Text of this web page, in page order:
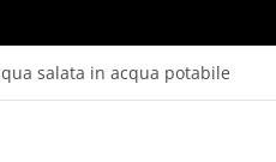
salata in acqua potabile